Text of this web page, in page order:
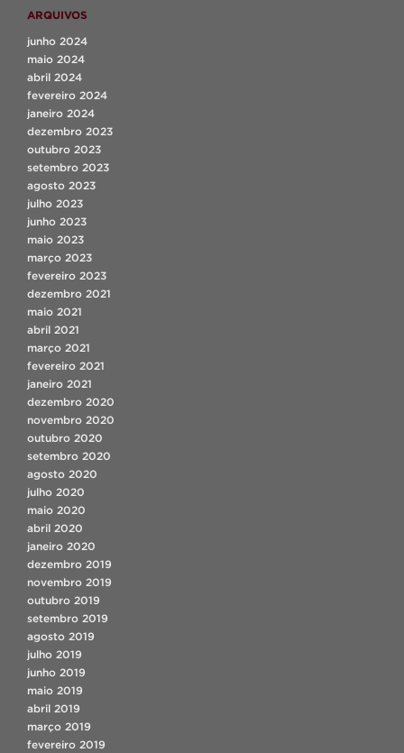
ARQUIVOS
junho 2024
maio 2024
abril 2024
fevereiro 2024
janeiro 2024
dezembro 2023
outubro 2023
setembro 2023
agosto 2023
julho 2023
junho 2023
maio 2023
março 2023
fevereiro 2023
dezembro 2021
maio 2021
abril 2021
março 2021
fevereiro 2021
janeiro 2021
dezembro 2020
novembro 2020
outubro 2020
setembro 2020
agosto 2020
julho 2020
maio 2020
abril 2020
janeiro 2020
dezembro 2019
novembro 2019
outubro 2019
setembro 2019
agosto 2019
julho 2019
junho 2019
maio 2019
abril 2019
março 2019
fevereiro 2019